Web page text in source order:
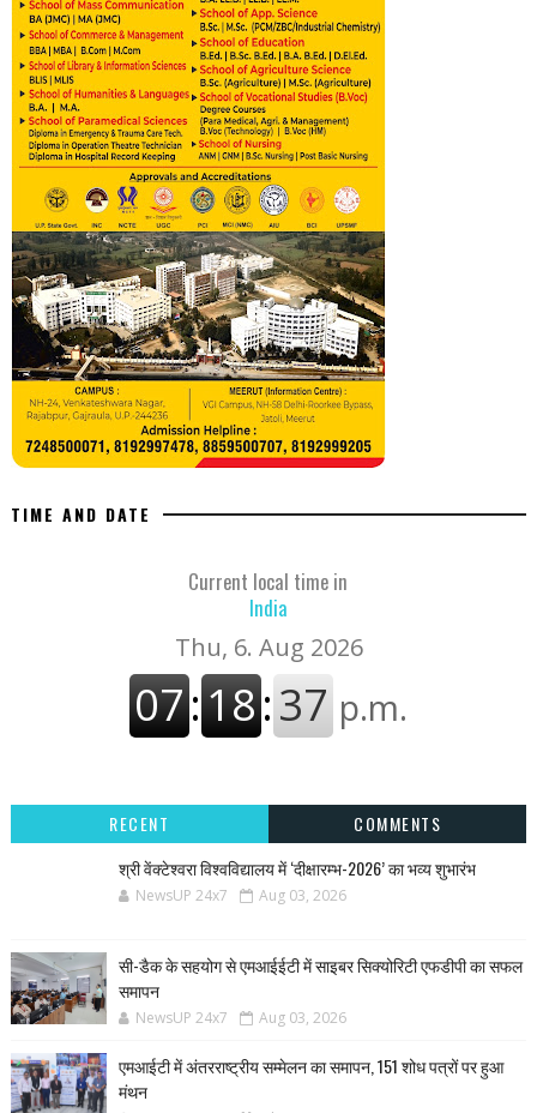
TIME AND DATE
Current local time in
India
RECENT
COMMENTS
श्री वेंक्टेश्वरा विश्वविद्यालय में ‘दीक्षारम्भ-2026’ का भव्य शुभारंभ
NewsUP 24x7 Aug 03, 2026
सी-डैक के सहयोग से एमआईईटी में साइबर सिक्योरिटी एफडीपी का सफल
समापन
NewsUP 24x7 Aug 03, 2026
एमआईटी में अंतरराष्ट्रीय सम्मेलन का समापन, 151 शोध पत्रों पर हुआ
मंथन